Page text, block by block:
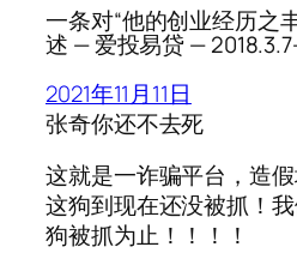
一条对“他的创业经历之
述 — 爱投易贷 —
2021年11月11日
张奇你还不去死
这就是一诈骗平台，造
这狗到现在还没被抓！
狗被抓为止！！！！